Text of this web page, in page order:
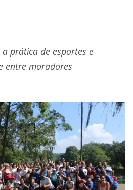
prática de esportes e
entre moradores